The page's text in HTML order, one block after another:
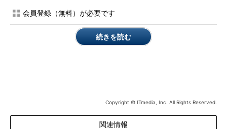
会員登録（無料）が必要です
続きを読む
Copyright © ITmedia, Inc. All Rights Reserved.
関連情報